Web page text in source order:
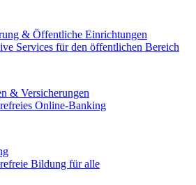
& Öffentliche Einrichtungen
Services für den öffentlichen Bereich
& Versicherungen
Online-Banking
Bildung für alle